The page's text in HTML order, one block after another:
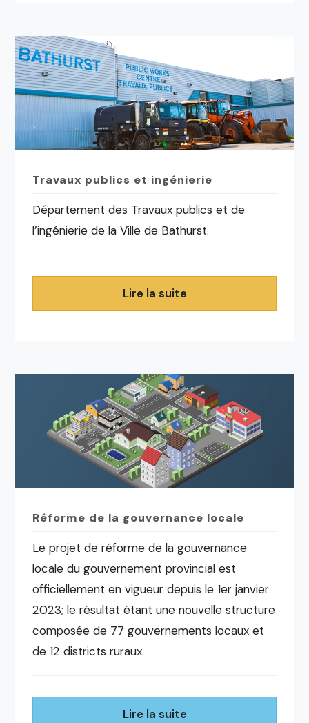
Travaux publics et ingénierie
Département des Travaux publics et de
l’ingénierie de la Ville de Bathurst.
Lire la suite
Réforme de la gouvernance locale
Le projet de réforme de la gouvernance
locale du gouvernement provincial est
officiellement en vigueur depuis le 1er janvier
2023; le résultat étant une nouvelle structure
composée de 77 gouvernements locaux et
de 12 districts ruraux.
Lire la suite